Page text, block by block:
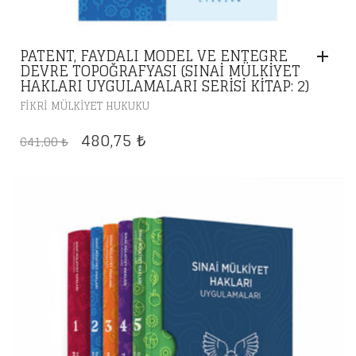
PATENT, FAYDALI MODEL VE ENTEGRE
DEVRE TOPOĞRAFYASI (SINAI MÜLKIYET
HAKLARI UYGULAMALARI SERISI KITAP: 2)
FIKRI MÜLKIYET HUKUKU
641,00₺ ORIJINAL
480,75 ₺ŞU